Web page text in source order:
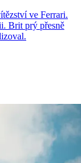
ve Ferrari.
Brit prý přesně